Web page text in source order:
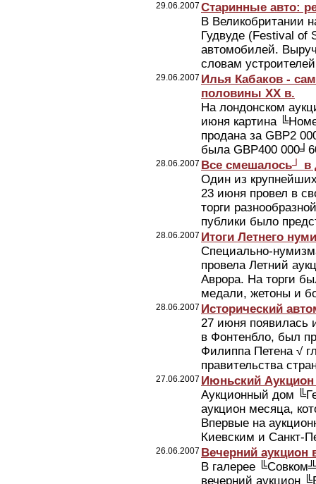
29.06.2007 Старинные авто:
В Великобритании
Гудвуде (Festival of
автомобилей.
словам
29.06.2007 Илья Кабаков -
половины ХХ в.
На лондонском
июня картина
продана за GBP2
была GBP400
28.06.2007 Все смешалось┘ в
Один из
23 июня провел в
торги
публики было
28.06.2007 Итоги Летнего
Cпециально-
провела Летний
Аврора. На торги
медали, жетоны и
28.06.2007 Исторический
27 июня появилась
в Фонтенбло, был
Филиппа Петена √
правительства
27.06.2007 Июньский
Аукционный дом
аукцион месяца,
Впервые на
Киевским и Санкт-
26.06.2007 Вечерний аукцион
В галерее
вечерний аукцион